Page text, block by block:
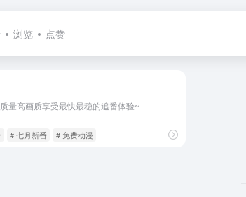
浏览 点赞
量高画质享受最快最稳的追番体验~
# 七月新番 # 免费动漫